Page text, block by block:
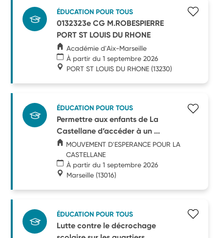
ÉDUCATION POUR TOUS
0132323e CG M.ROBESPIERRE
PORT ST LOUIS DU RHONE
Académie d'Aix-Marseille
À partir du 1 septembre 2026
PORT ST LOUIS DU RHONE (13230)
ÉDUCATION POUR TOUS
Permettre aux enfants de La
Castellane d’accéder à un ...
MOUVEMENT D'ESPERANCE POUR LA
CASTELLANE
À partir du 1 septembre 2026
Marseille (13016)
ÉDUCATION POUR TOUS
Lutte contre le décrochage